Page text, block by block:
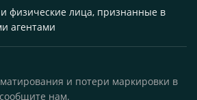
физические лица, признанные в
агентами
и потери маркировки в
нам.